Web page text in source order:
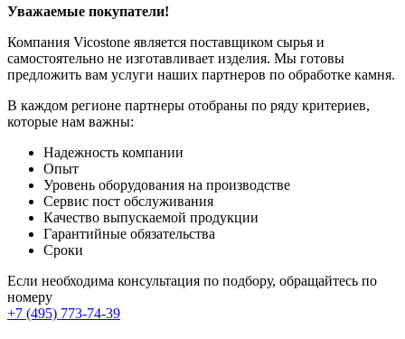
Уважаемые покупатели!
Компания Vicostone является поставщиком сырья и
самостоятельно не изготавливает изделия. Мы готовы
предложить вам услуги наших партнеров по обработке камня.
В каждом регионе партнеры отобраны по ряду критериев,
которые нам важны:
Надежность компании
Опыт
Уровень оборудования на производстве
Сервис пост обслуживания
Качество выпускаемой продукции
Гарантийные обязательства
Сроки
Если необходима консультация по подбору, обращайтесь по
номеру
+7 (495) 773-74-39